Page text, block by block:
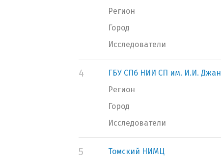
Регион
Город
Исследователи
4
ГБУ СПб НИИ СП им. И.И.
Регион
Город
Исследователи
5
Томский НИМЦ